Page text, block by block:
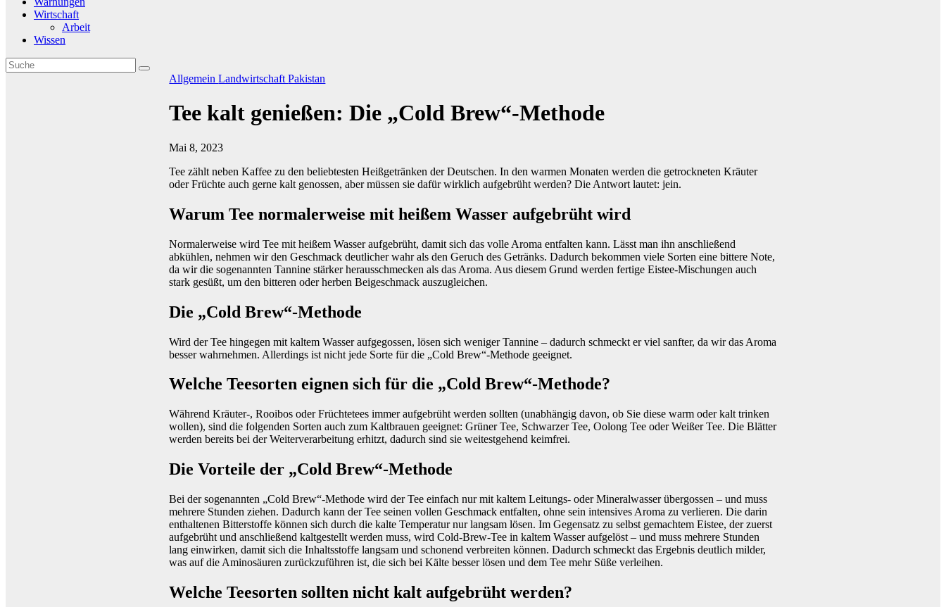
Wirtschaft
Arbeit
Wissen
AllgemeinLandwirtschaftPakistan
Tee kalt genießen: Die „Cold Brew“-Methode
Mai 8, 2023
Tee zählt neben Kaffee zu den beliebtesten Heißgetränken der Deutschen. In den warmen Monaten werden die getrockneten Kräuter
oder Früchte auch gerne kalt genossen, aber müssen sie dafür wirklich aufgebrüht werden? Die Antwort lautet: jein.
Warum Tee normalerweise mit heißem Wasser aufgebrüht wird
Normalerweise wird Tee mit heißem Wasser aufgebrüht, damit sich das volle Aroma entfalten kann. Lässt man ihn anschließend
abkühlen, nehmen wir den Geschmack deutlicher wahr als den Geruch des Getränks. Dadurch bekommen viele Sorten eine bittere Note,
da wir die sogenannten Tannine stärker herausschmecken als das Aroma. Aus diesem Grund werden fertige Eistee-Mischungen auch
stark gesüßt, um den bitteren oder herben Beigeschmack auszugleichen.
Die „Cold Brew“-Methode
Wird der Tee hingegen mit kaltem Wasser aufgegossen, lösen sich weniger Tannine – dadurch schmeckt er viel sanfter, da wir das Aroma
besser wahrnehmen. Allerdings ist nicht jede Sorte für die „Cold Brew“-Methode geeignet.
Welche Teesorten eignen sich für die „Cold Brew“-Methode?
Während Kräuter-, Rooibos oder Früchtetees immer aufgebrüht werden sollten (unabhängig davon, ob Sie diese warm oder kalt trinken
wollen), sind die folgenden Sorten auch zum Kaltbrauen geeignet: Grüner Tee, Schwarzer Tee, Oolong Tee oder Weißer Tee. Die Blätter
werden bereits bei der Weiterverarbeitung erhitzt, dadurch sind sie weitestgehend keimfrei.
Die Vorteile der „Cold Brew“-Methode
Bei der sogenannten „Cold Brew“-Methode wird der Tee einfach nur mit kaltem Leitungs- oder Mineralwasser übergossen – und muss
mehrere Stunden ziehen. Dadurch kann der Tee seinen vollen Geschmack entfalten, ohne sein intensives Aroma zu verlieren. Die darin
enthaltenen Bitterstoffe können sich durch die kalte Temperatur nur langsam lösen. Im Gegensatz zu selbst gemachtem Eistee, der zuerst
aufgebrüht und anschließend kaltgestellt werden muss, wird Cold-Brew-Tee in kaltem Wasser aufgelöst – und muss mehrere Stunden
lang einwirken, damit sich die Inhaltsstoffe langsam und schonend verbreiten können. Dadurch schmeckt das Ergebnis deutlich milder,
was auf die Aminosäuren zurückzuführen ist, die sich bei Kälte besser lösen und dem Tee mehr Süße verleihen.
Welche Teesorten sollten nicht kalt aufgebrüht werden?